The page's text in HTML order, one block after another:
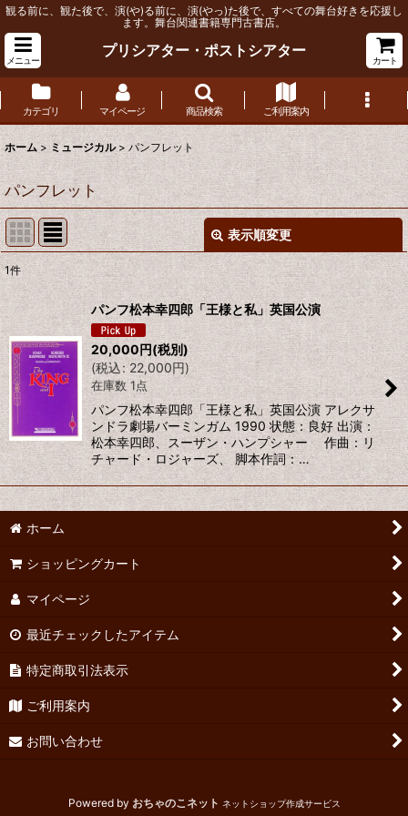
観る前に、観た後で、演(や)る前に、演(やっ)た後で、すべての舞台好きを応援し
ます。舞台関連書籍専門古書店。
メニュー
プリシアター・ポストシアター
カート
カテゴリ マイページ 商品検索 ご利用案内
ホーム > ミュージカル > パンフレット
パンフレット
表示順変更
表示数 :
並び順:
絞り込む
1件
パンフ松本幸四郎「王様と私」英国公演
20,000円(税別)
(税込: 22,000円)
在庫数 1点
パンフ松本幸四郎「王様と私」英国公演 アレクサ
ンドラ劇場バーミンガム 1990 状態：良好 出演：
松本幸四郎、スーザン・ハンプシャー 作曲：リ
チャード・ロジャーズ、 脚本作詞：…
ホーム
ショッピングカート
マイページ
最近チェックしたアイテム
特定商取引法表示
ご利用案内
お問い合わせ
Powered by おちゃのこネット ネットショップ作成サービス